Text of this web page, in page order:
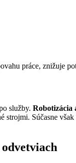
práce, znižuje
služby. Robotizácia
Súčasne